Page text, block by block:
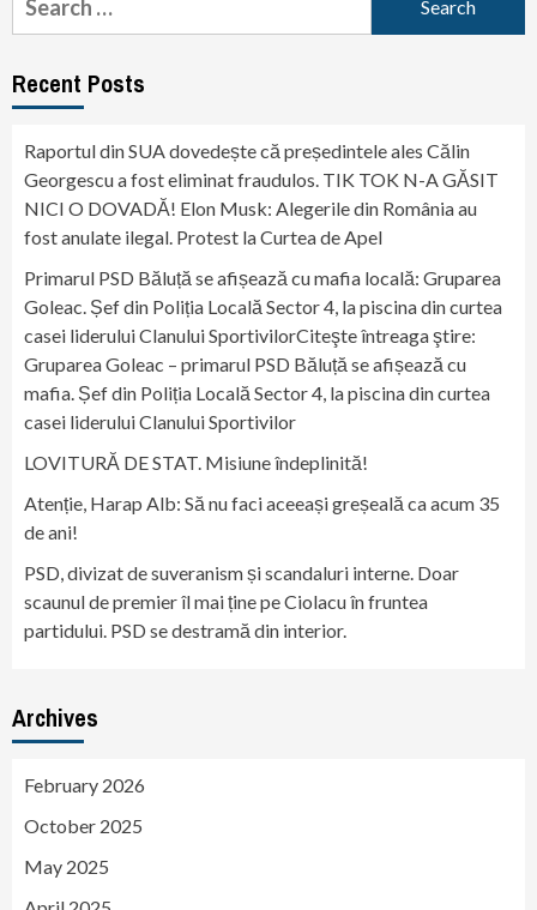
for:
Recent Posts
Raportul din SUA dovedește că președintele ales Călin
Georgescu a fost eliminat fraudulos. TIK TOK N-A GĂSIT
NICI O DOVADĂ! Elon Musk: Alegerile din România au
fost anulate ilegal. Protest la Curtea de Apel
Primarul PSD Băluță se afișează cu mafia locală: Gruparea
Goleac. Șef din Poliția Locală Sector 4, la piscina din curtea
casei liderului Clanului SportivilorCiteşte întreaga ştire:
Gruparea Goleac – primarul PSD Băluță se afișează cu
mafia. Șef din Poliția Locală Sector 4, la piscina din curtea
casei liderului Clanului Sportivilor
LOVITURĂ DE STAT. Misiune îndeplinită!
Atenție, Harap Alb: Să nu faci aceeași greșeală ca acum 35
de ani!
PSD, divizat de suveranism și scandaluri interne. Doar
scaunul de premier îl mai ține pe Ciolacu în fruntea
partidului. PSD se destramă din interior.
Archives
February 2026
October 2025
May 2025